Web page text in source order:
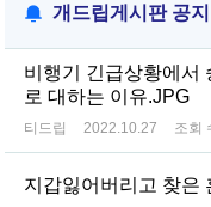
개드립게시판 공지
비행기 긴급상황에서
로 대하는 이유.JPG
티드립 2022.10.27 조회
지갑잃어버리고 찾은